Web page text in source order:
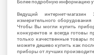
Более подробную информацию
Ведущий интернет-
измерительного
Чтобы Вы могли купить
конкурентов и всегда готовы
только качественные товары
можете дешево купить как
приборы от лучших